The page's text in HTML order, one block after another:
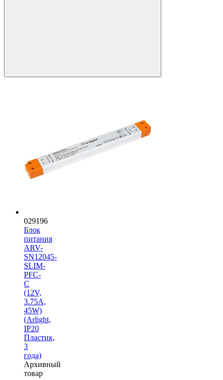
029196
Блок
питания
ARV-
SN12045-
SLIM-
PFC-
C
(12V,
3.75A,
45W)
(Arlight,
IP20
Пластик,
3
года)
Архивный
товар